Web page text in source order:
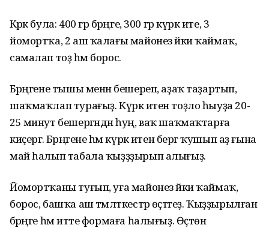
Кәрәк була: 400 гр бәрәңге, 300 гр күркә ите, 3
йомортҡа, 2 аш ҡалағы майонез йәки ҡаймаҡ,
самалап тоҙ һәм борос.
Бәрәңгене тышы менән бешереп, аҙаҡ таҙартып,
шаҡмаҡлап турағыҙ. Күркә итен тоҙло һыуҙа 20-
25 минут бешергәндән һуң, ваҡ шаҡмаҡтарға
киҫергә. Бәрәңгене һәм күркә итен бергә ҡушып аҙ ғына
май һалып табала ҡыҙҙҙырып алығыҙ.
Йомортҡаны туғып, уға майонез йәки ҡаймаҡ,
борос, башҡа аш тәмләткестәр өҫтәгеҙ. Ҡыҙҙырылған
бәрәңге һәм итте формаға һалығыҙ. Өҫтөнә